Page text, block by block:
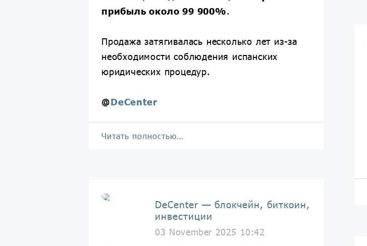
прибыль около 99 900%.
Продажа затягивалась несколько лет из-за
необходимости соблюдения испанских
юридических процедур.
@DeCenter
Читать полностью…
DeCenter — блокчейн, биткоин,
инвестиции
03 November 2025 10:42